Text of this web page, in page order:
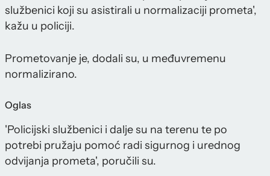
službenici koji su asistirali u normalizaciji prometa',
kažu u policiji.
Prometovanje je, dodali su, u međuvremenu
normalizirano.
Oglas
'Policijski službenici i dalje su na terenu te po
potrebi pružaju pomoć radi sigurnog i urednog
odvijanja prometa', poručili su.